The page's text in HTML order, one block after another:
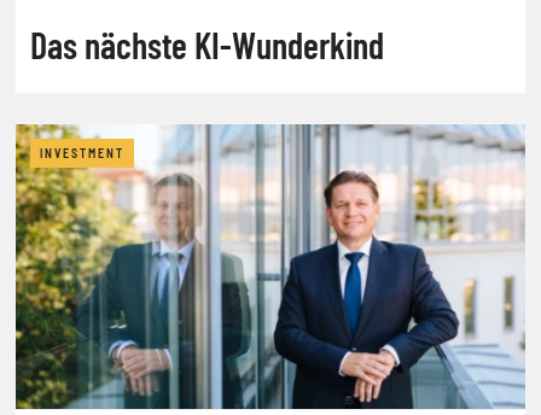
Das nächste KI-Wunderkind
INVESTMENT